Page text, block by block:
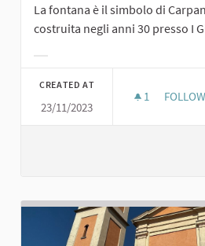
La fontana è il simbolo di
costruita negli anni 30 presso I
CREATED AT
23/11/2023
1 1
FOLLOW